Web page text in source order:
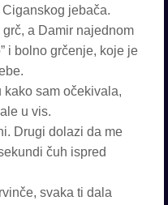
jebača.
grč, a Damir najednom
i bolno grčenje, koje je
kako sam očekivala,
u vis.
Drugi dolazi da me
čuh ispred
svaka ti dala